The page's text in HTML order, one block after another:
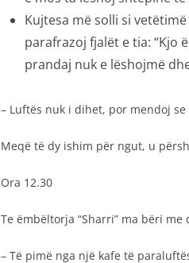
Kujtesa më solli si
parafrazoj fjalët e tia: “Kjo
prandaj nuk e lëshojmë
– Luftës nuk i dihet, por mendoj
Meqë të dy ishim për ngut, u
Ora 12.30
Te ëmbëltorja “Sharri” ma bëri
– Të pimë nga një kafe të